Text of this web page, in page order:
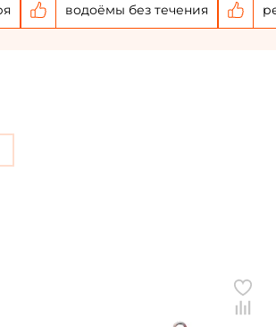
водоёмы без течения